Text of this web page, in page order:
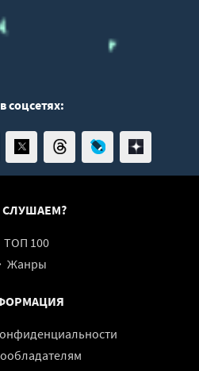
соцсетях:
СЛУШАЕМ?
ТОП 100
Жанры